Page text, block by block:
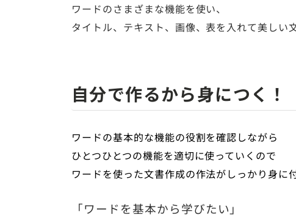
ワードのさまざまな機能を使い、
タイトル、テキスト、画像、表を入れて美しい
自分で作るから身につく！
ワードの基本的な機能の役割を確認しながら
ひとつひとつの機能を適切に使っていくので
ワードを使った文書作成の作法がしっかり身に付
「ワードを基本から学びたい」